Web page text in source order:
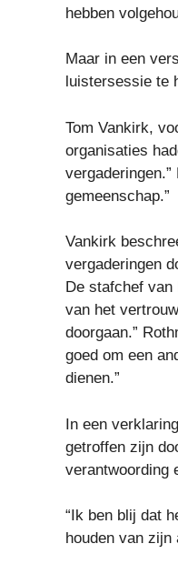
hebben
Maar in een
luistersessie te
Tom Vankirk,
organisaties
gemeenschap.”
Vankirk
vergaderingen
De stafchef van
van het
doorgaan.”
goed om een
dienen.”
In een
getroffen zijn
verantwoording
“Ik ben blij dat
houden van zijn